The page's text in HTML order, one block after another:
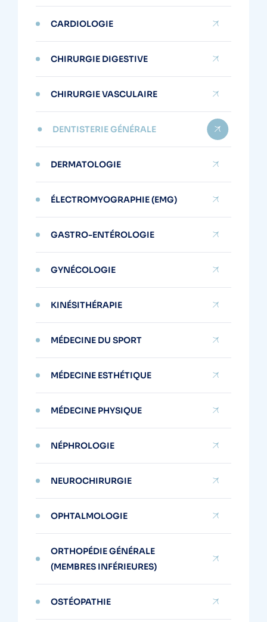
CARDIOLOGIE
CHIRURGIE DIGESTIVE
CHIRURGIE VASCULAIRE
DENTISTERIE GÉNÉRALE
DERMATOLOGIE
ÉLECTROMYOGRAPHIE (EMG)
GASTRO-ENTÉROLOGIE
GYNÉCOLOGIE
KINÉSITHÉRAPIE
MÉDECINE DU SPORT
MÉDECINE ESTHÉTIQUE
MÉDECINE PHYSIQUE
NÉPHROLOGIE
NEUROCHIRURGIE
OPHTALMOLOGIE
ORTHOPÉDIE GÉNÉRALE
(MEMBRES INFÉRIEURES)
OSTÉOPATHIE